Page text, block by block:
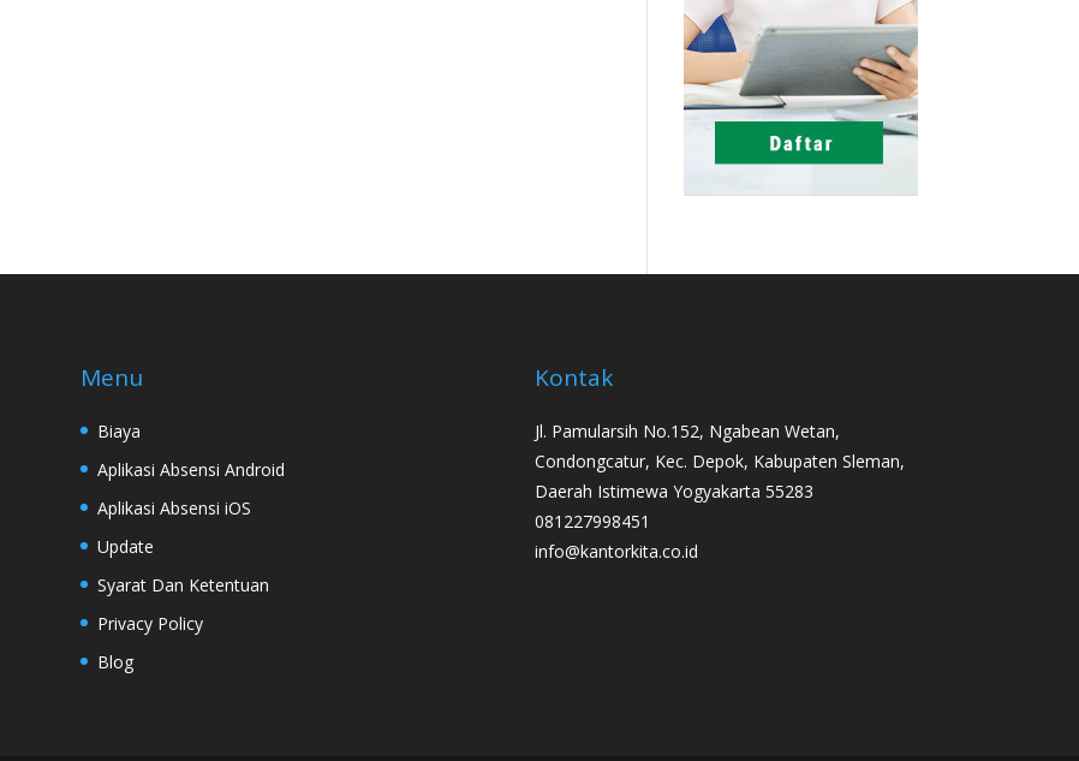
Menu
Biaya
Aplikasi Absensi Android
Aplikasi Absensi iOS
Update
Syarat Dan Ketentuan
Privacy Policy
Blog
Kontak
Jl. Pamularsih No.152, Ngabean Wetan,
Condongcatur, Kec. Depok, Kabupaten Sleman,
Daerah Istimewa Yogyakarta 55283
081227998451
info@kantorkita.co.id